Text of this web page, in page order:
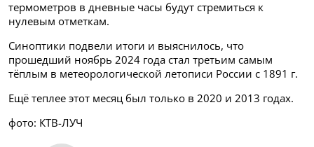
термометров в дневные часы будут стремиться к
нулевым отметкам.
Синоптики подвели итоги и выяснилось, что
прошедший ноябрь 2024 года стал третьим самым
тёплым в метеорологической летописи России с 1891 г.
Ещё теплее этот месяц был только в 2020 и 2013 годах.
фото: КТВ-ЛУЧ